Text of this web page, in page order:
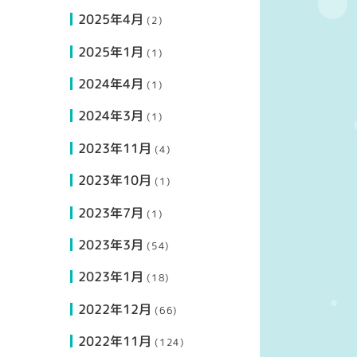
2025年4月 (2)
2025年1月 (1)
2024年4月 (1)
2024年3月 (1)
2023年11月 (4)
2023年10月 (1)
2023年7月 (1)
2023年3月 (54)
2023年1月 (18)
2022年12月 (66)
2022年11月 (124)